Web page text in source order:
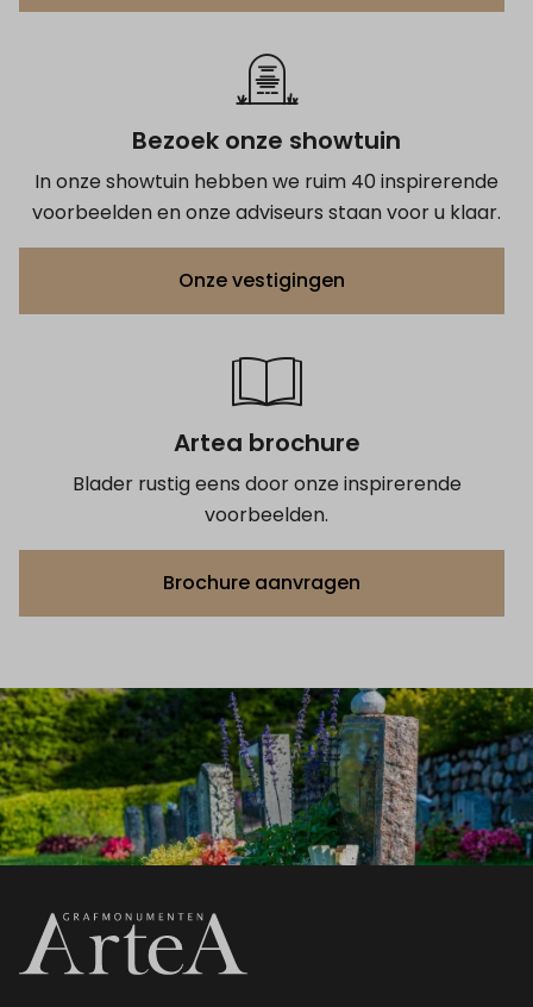
Bezoek onze showtuin
In onze showtuin hebben we ruim 40 inspirerende
voorbeelden en onze adviseurs staan voor u klaar.
Onze vestigingen
Artea brochure
Blader rustig eens door onze inspirerende
voorbeelden.
Brochure aanvragen